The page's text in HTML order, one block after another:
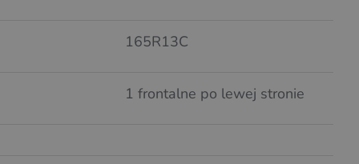
165R13C
1 frontalne po lewej stronie